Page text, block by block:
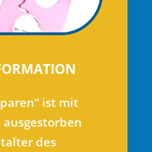
ist mit
ausgestorben
des